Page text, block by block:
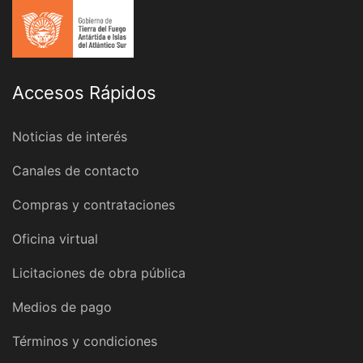
Accesos Rápidos
Noticias de interés
Canales de contacto
Compras y contrataciones
Oficina virtual
Licitaciones de obra pública
Medios de pago
Términos y condiciones